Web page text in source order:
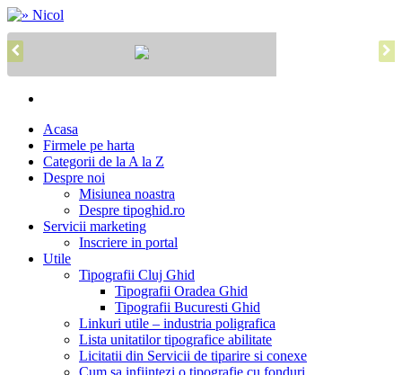
Acasa
Firmele pe harta
Categorii de la A la Z
Despre noi
Misiunea noastra
Despre tipoghid.ro
Servicii marketing
Inscriere in portal
Utile
Tipografii Cluj Ghid
Tipografii Oradea Ghid
Tipografii Bucuresti Ghid
Linkuri utile – industria poligrafica
Lista unitatilor tipografice abilitate
Licitatii din Servicii de tiparire si conexe
Cum sa infiintezi o tipografie cu fonduri